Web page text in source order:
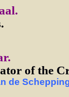
of the
de